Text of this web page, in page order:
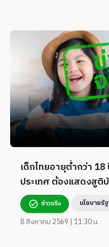
เด็กไทยอายุต่ำกว่า
ประเทศ ต้องแสดงสูติ
ข่าวจริง นโยบายรั
8 สิงหาคม 2569 | 11:30 น.